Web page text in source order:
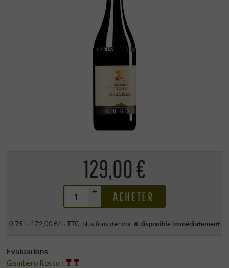
129,00 €
+
–
ACHETER
0,75 l · 172,00 €/l · TTC , plus frais d’envoi disponible immédiatement
Évaluations
Gambero Rosso :